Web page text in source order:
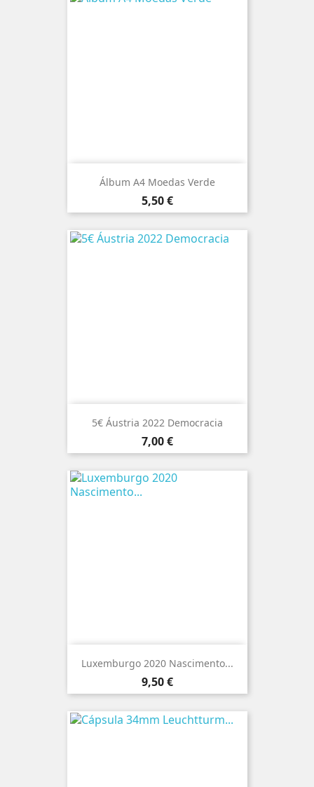
Álbum A4 Moedas Verde
Preço
5,50 €
5€ Áustria 2022 Democracia
Preço
7,00 €
Luxemburgo 2020 Nascimento...
Preço
9,50 €